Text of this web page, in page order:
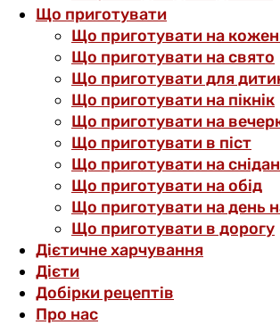
Що приготувати
Що приготувати на
Що приготувати на свято
Що приготувати для
Що приготувати на пікнік
Що приготувати на
Що приготувати в піст
Що приготувати на
Що приготувати на обід
Що приготувати на день
Що приготувати в дорогу
Дієтичне харчування
Дієти
Добірки рецептів
Про нас